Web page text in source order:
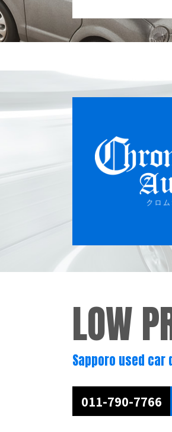
LOW
Sapporo used car
011-790-7766